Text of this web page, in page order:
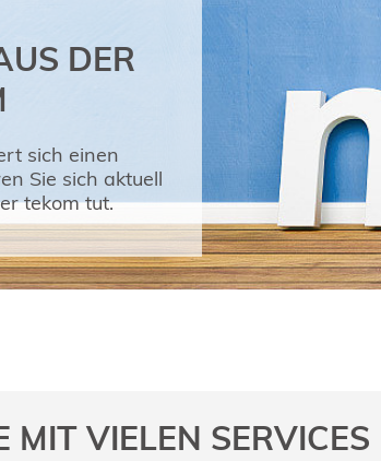
DER
sich einen
Sie sich aktuell
tekom tut.
MIT VIELEN SERVICES